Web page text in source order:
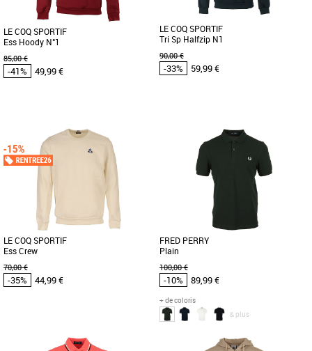
LE COQ SPORTIF
Ess Hoody N°1
85,00 €
-41% 49,99 €
XXL 3XL
Vêtements pas cher et Promos
Vêtements
Indispensable du vestiaire masculin, ce
sweat à capuche rouge bordeaux de la
collection Essentiels allie [...]
LE COQ SPORTIF
Tri Sp Halfzip N1
90,00 €
-33% 59,99 €
XXL
Vêtements pas cher et Promos
Vêtements
Sweat col zippé tendance essentiel
avec logo Le Coq Sportif brodé. Plus
produit : - Col montant [...]
LE COQ SPORTIF
Ess Crew
70,00 €
-35% 44,99 €
XXL
FRED PERRY
Plain
100,00 €
-10% 89,99 €
+ de coloris
& plus